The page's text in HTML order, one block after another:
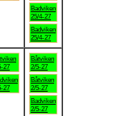
Badviken
25/4-27
Badviken
25/4-27
27
27
Båtviken
2/5-27
Båtviken
2/5-27
Badviken
2/5-27